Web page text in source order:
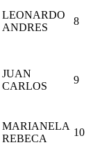
LEONARDO
ANDRES
8
JUAN
CARLOS
9
MARIANELA
REBECA
10